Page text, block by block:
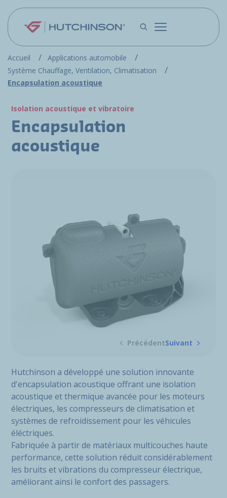
Aller au contenu principal
Accueil
Applications automobile
Système Chauffage, Ventilation, Climatisation
Encapsulation acoustique
Isolation acoustique et vibratoire
Encapsulation
acoustique
PrécédentSuivant
Hutchinson a développé une solution innovante
d'encapsulation acoustique offrant une isolation
acoustique et thermique avancée pour les moteurs
électriques, les compresseurs de climatisation et
systèmes de refroidissement pour les véhicules
éléctriques.
Fabriquée à partir de matériaux multicouches haute
performance, cette solution réduit considérablement
les bruits et vibrations du compresseur électrique,
améliorant ainsi le confort des passagers.